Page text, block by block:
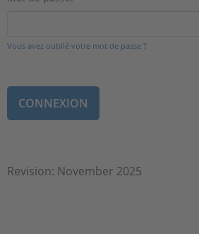
Vous avez oublié votre mot de passe ?
Revision: November 2025